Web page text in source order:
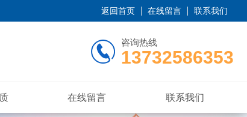
返回首页 在线留言 联系我们
咨询热线
13732586353
在线留言 联系我们